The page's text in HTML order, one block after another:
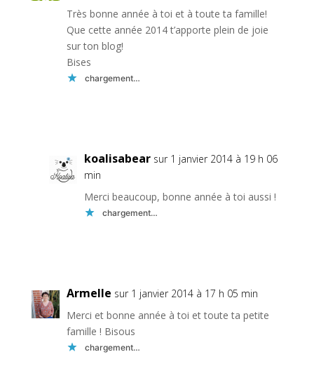
Très bonne année à toi et à toute ta famille!
Que cette année 2014 t’apporte plein de joie
sur ton blog!
Bises
chargement…
koalisabear sur 1 janvier 2014 à 19 h 06
min
Merci beaucoup, bonne année à toi aussi !
chargement…
Armelle sur 1 janvier 2014 à 17 h 05 min
Merci et bonne année à toi et toute ta petite
famille ! Bisous
chargement…